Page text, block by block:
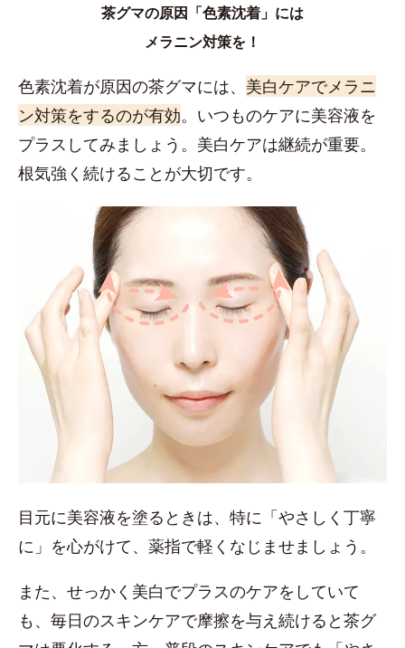
茶グマの原因「色素沈着」には
メラニン対策を！
色素沈着が原因の茶グマには、 美白ケアでメラニ
ン対策をするのが有効。いつものケアに美容液を
プラスしてみましょう。美白ケアは継続が重要。
根気強く続けることが大切です。
目元に美容液を塗るときは、特に「やさしく丁寧
に」を心がけて、薬指で軽くなじませましょう。
また、せっかく美白でプラスのケアをしていて
も、毎日のスキンケアで摩擦を与え続けると茶グ